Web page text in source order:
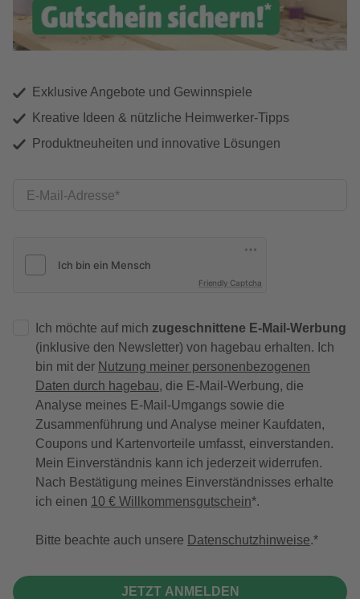
Exklusive Angebote und Gewinnspiele
Kreative Ideen & nützliche Heimwerker-Tipps
Produktneuheiten und innovative Lösungen
E-Mail-Adresse
Friendly Captcha
Ich möchte auf mich zugeschnittene E-Mail-Werbung
(inklusive den Newsletter) von hagebau erhalten. Ich
bin mit der Nutzung meiner personenbezogenen
Daten durch hagebau, die E-Mail-Werbung, die
Analyse meines E-Mail-Umgangs sowie die
Zusammenführung und Analyse meiner Kaufdaten,
Coupons und Kartenvorteile umfasst, einverstanden.
Mein Einverständnis kann ich jederzeit widerrufen.
Nach Bestätigung meines Einverständnisses erhalte
ich einen 10 € Willkommensgutschein*.
Bitte beachte auch unsere Datenschutzhinweise.
JETZT ANMELDEN